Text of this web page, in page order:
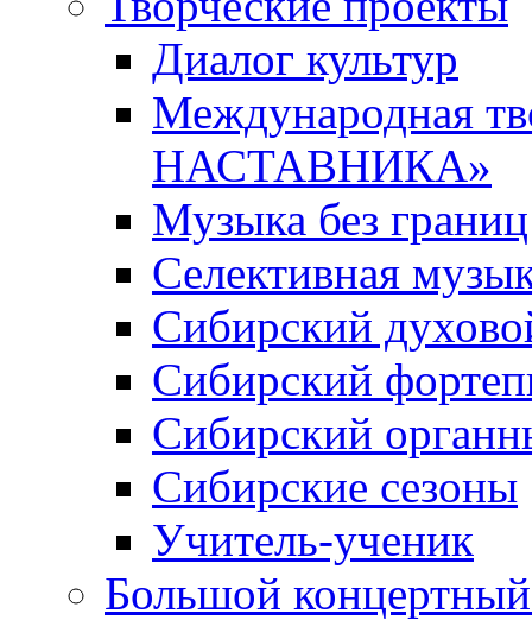
Диалог культур
Международная
НАСТАВНИКА»
Музыка без границ
Селективная
Сибирский
Сибирский
Сибирский
Сибирские сезоны
Учитель-ученик
Большой концертный